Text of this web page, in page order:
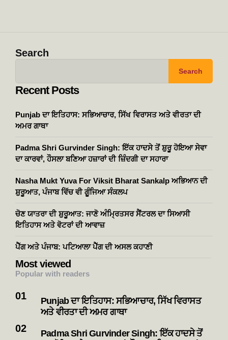
Search
Search
Recent Posts
Punjab ਦਾ ਇਤਿਹਾਸ: ਸਭਿਆਚਾਰ, ਸਿੱਖ ਵਿਰਾਸਤ ਅਤੇ ਵੀਰਤਾ ਦੀ
ਅਮਰ ਗਾਥਾ
Padma Shri Gurvinder Singh: ਇੱਕ ਹਾਦਸੇ ਤੋਂ ਸ਼ੁਰੂ ਹੋਇਆ ਸੇਵਾ
ਦਾ ਕਾਰਵਾਂ, ਹੌਸਲਾ ਬਣਿਆ ਹਜ਼ਾਰਾਂ ਦੀ ਜ਼ਿੰਦਗੀ ਦਾ ਸਹਾਰਾ
Nasha Mukt Yuva For Viksit Bharat Sankalp ਅਭਿਆਨ ਦੀ
ਸ਼ੁਰੂਆਤ, ਪੰਜਾਬ ਵਿੱਚ ਵੀ ਗੂੰਜਿਆ ਸੰਕਲਪ
ਚੋਣ ਯਾਤਰਾ ਦੀ ਸ਼ੁਰੂਆਤ: ਜਾਣੋ ਅੰਮ੍ਰਿਤਸਰ ਸੈਂਟਰਲ ਦਾ ਸਿਆਸੀ
ਇਤਿਹਾਸ ਅਤੇ ਵੋਟਰਾਂ ਦੀ ਆਵਾਜ਼
ਪੈੱਗ ਅਤੇ ਪੰਜਾਬ: ਪਟਿਆਲਾ ਪੈੱਗ ਦੀ ਅਸਲ ਕਹਾਣੀ
Most viewed
Popular with readers
Punjab ਦਾ ਇਤਿਹਾਸ: ਸਭਿਆਚਾਰ, ਸਿੱਖ ਵਿਰਾਸਤ
ਅਤੇ ਵੀਰਤਾ ਦੀ ਅਮਰ ਗਾਥਾ
Padma Shri Gurvinder Singh: ਇੱਕ ਹਾਦਸੇ ਤੋਂ